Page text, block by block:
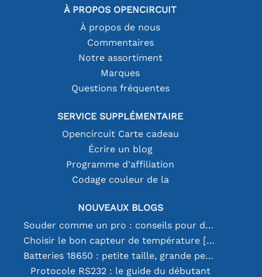
À PROPOS OPENCIRCUIT
À propos de nous
Commentaires
Notre assortiment
Marques
Questions fréquentes
SERVICE SUPPLÉMENTAIRE
Opencircuit Carte cadeau
Écrire un blog
Programme d'affiliation
Codage couleur de la
NOUVEAUX BLOGS
Souder comme un pro : conseils pour des connexions électroniques parfaites
Choisir le bon capteur de température [youtube]
Batteries 18650 : petite taille, grande performance
Protocole RS232 : le guide du débutant